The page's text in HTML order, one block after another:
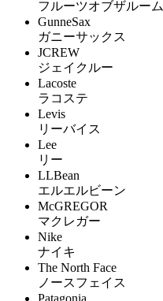
フルーツオブザルーム
GunneSax
ガニーサックス
JCREW
ジェイクルー
Lacoste
ラコステ
Levis
リーバイス
Lee
リー
LLBean
エルエルビーン
McGREGOR
マクレガー
Nike
ナイキ
The North Face
ノースフェイス